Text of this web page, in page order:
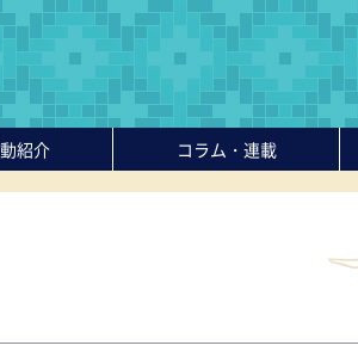
紹介 コラム・連載